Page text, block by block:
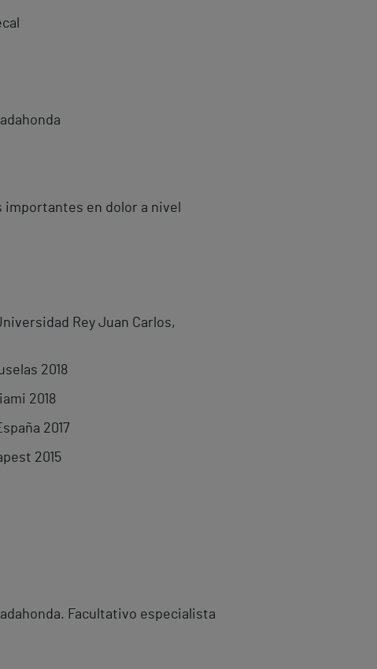
importantes en dolor a nivel
Rey Juan Carlos,
2018
2018
2017
2015
Facultativo especialista